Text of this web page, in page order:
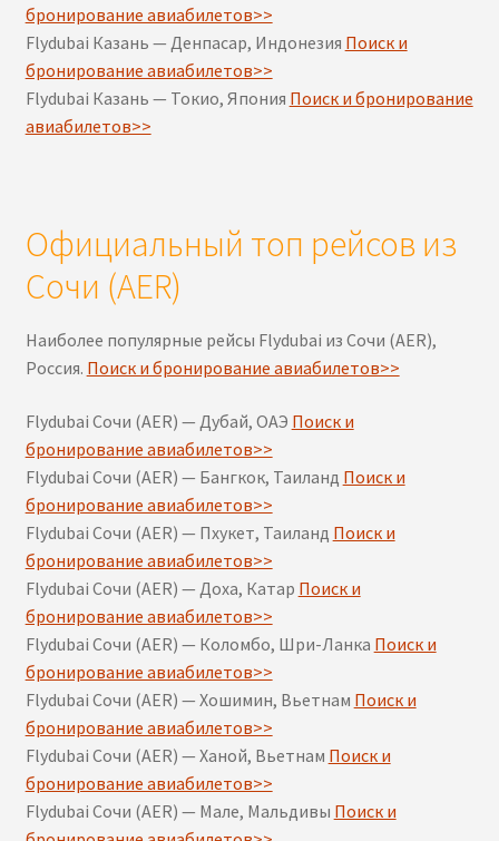
бронирование авиабилетов>>
Flydubai Казань — Денпасар, Индонезия Поиск и
бронирование авиабилетов>>
Flydubai Казань — Токио, Япония Поиск и бронирование
авиабилетов>>
Официальный топ рейсов из
Сочи (AER)
Наиболее популярные рейсы Flydubai из Сочи (AER),
Россия. Поиск и бронирование авиабилетов>>
Flydubai Сочи (AER) — Дубай, ОАЭ Поиск и
бронирование авиабилетов>>
Flydubai Сочи (AER) — Бангкок, Таиланд Поиск и
бронирование авиабилетов>>
Flydubai Сочи (AER) — Пхукет, Таиланд Поиск и
бронирование авиабилетов>>
Flydubai Сочи (AER) — Доха, Катар Поиск и
бронирование авиабилетов>>
Flydubai Сочи (AER) — Коломбо, Шри-Ланка Поиск и
бронирование авиабилетов>>
Flydubai Сочи (AER) — Хошимин, Вьетнам Поиск и
бронирование авиабилетов>>
Flydubai Сочи (AER) — Ханой, Вьетнам Поиск и
бронирование авиабилетов>>
Flydubai Сочи (AER) — Мале, Мальдивы Поиск и